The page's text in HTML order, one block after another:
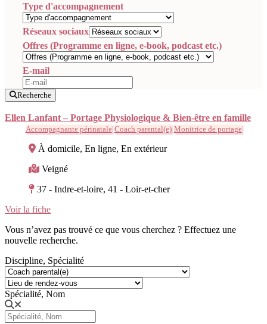
Type d'accompagnement
Réseaux sociaux
Offres (Programme en ligne, e-book, podcast etc.)
E-mail
Recherche
Ellen Lanfant – Portage Physiologique & Bien-être en famille
Accompagnante périnatale Coach parental(e) Monitrice de portage
À domicile, En ligne, En extérieur
Veigné
37 - Indre-et-loire, 41 - Loir-et-cher
Voir la fiche
Vous n’avez pas trouvé ce que vous cherchez ? Effectuez une
nouvelle recherche.
Discipline, Spécialité
Spécialité, Nom